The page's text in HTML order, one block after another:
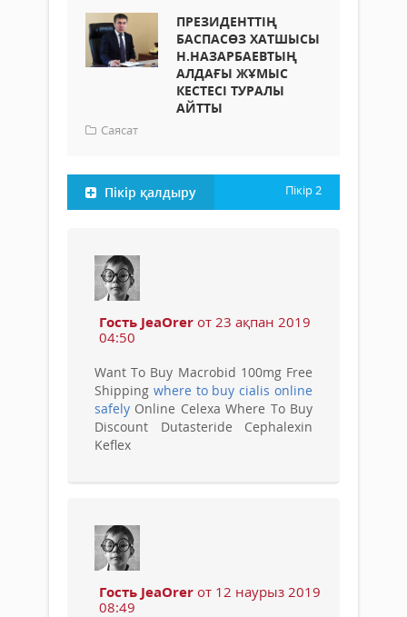
ПРЕЗИДЕНТТІҢ
БАСПАСӨЗ ХАТШЫСЫ
Н.НАЗАРБАЕВТЫҢ
АЛДАҒЫ ЖҰМЫС
КЕСТЕСІ ТУРАЛЫ
АЙТТЫ
Саясат
Пікір қалдыру Пікір2
Гость JeaOrer от 23 ақпан 2019
04:50
Want To Buy Macrobid 100mg Free
Shipping where to buy cialis online
safely Online Celexa Where To Buy
Discount Dutasteride Cephalexin
Keflex
Гость JeaOrer от 12 наурыз 2019
08:49